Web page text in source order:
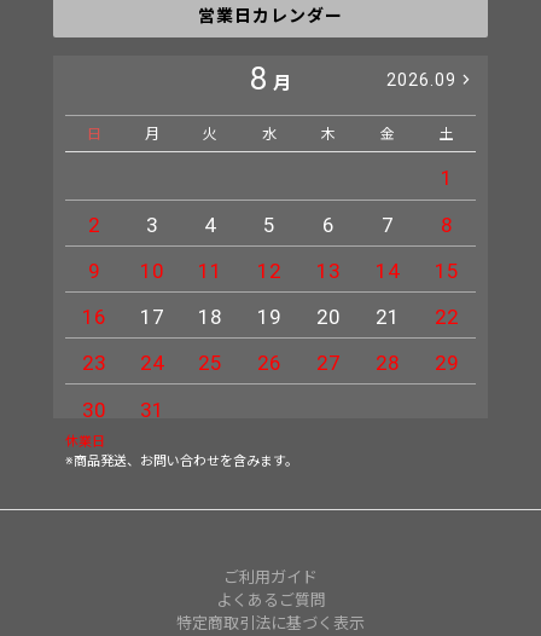
営業日カレンダー
8 月 2026.09
日 月 火 水 木 金 土
1
2
3 4 5 6 7
8
9
10 11 12 13 14
15
16
17 18 19 20 21
22
23
24 25 26 27 28
29
30
31
休業日
※商品発送、お問い合わせを含みます。
ご利用ガイド
よくあるご質問
特定商取引法に基づく表示